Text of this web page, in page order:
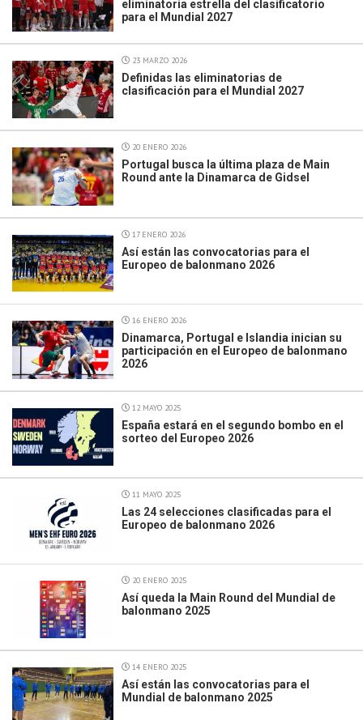
eliminatoria estrella del clasificatorio
para el Mundial 2027
23 MARZO 2026
Definidas las eliminatorias de
clasificación para el Mundial 2027
20 ENERO 2026
Portugal busca la última plaza de Main
Round ante la Dinamarca de Gidsel
17 ENERO 2026
Así están las convocatorias para el
Europeo de balonmano 2026
16 ENERO 2026
Dinamarca, Portugal e Islandia inician su
participación en el Europeo de balonmano
2026
12 MAYO 2025
España estará en el segundo bombo en el
sorteo del Europeo 2026
11 MAYO 2025
Las 24 selecciones clasificadas para el
Europeo de balonmano 2026
20 ENERO 2025
Así queda la Main Round del Mundial de
balonmano 2025
14 ENERO 2025
Así están las convocatorias para el
Mundial de balonmano 2025